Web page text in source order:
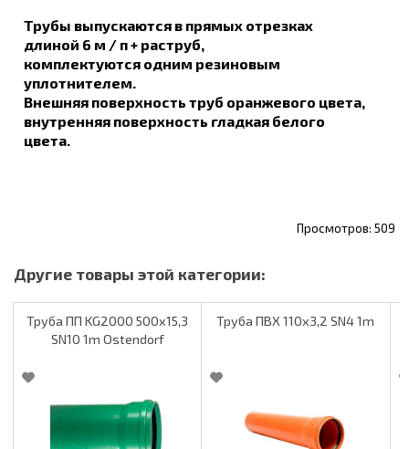
Трубы выпускаются в прямых отрезках
длиной 6 м / п + раструб,
комплектуются одним резиновым
уплотнителем.
Внешняя поверхность труб оранжевого цвета,
внутренняя поверхность гладкая белого
цвета.
509
Труба ПП KG2000 500х15,3
SN10 1m Ostendorf
Труба ПВХ 110х3,2 SN4 1m